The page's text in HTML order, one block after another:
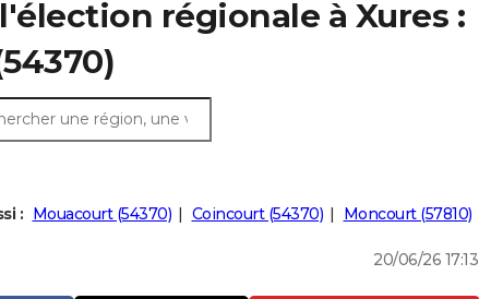
régionale à Xures :
: Mouacourt (54370) Coincourt (54370) Moncourt (57810)
20/06/26 17:13